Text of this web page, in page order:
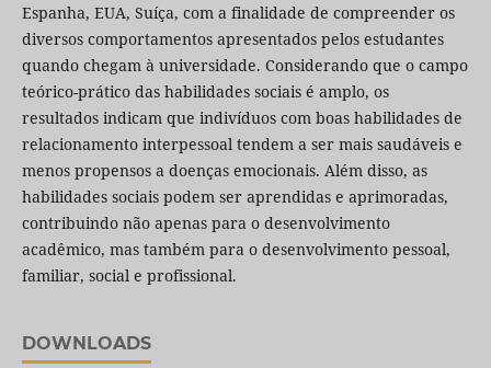
Espanha, EUA, Suíça, com a finalidade de compreender os
diversos comportamentos apresentados pelos estudantes
quando chegam à universidade. Considerando que o campo
teórico-prático das habilidades sociais é amplo, os
resultados indicam que indivíduos com boas habilidades de
relacionamento interpessoal tendem a ser mais saudáveis e
menos propensos a doenças emocionais. Além disso, as
habilidades sociais podem ser aprendidas e aprimoradas,
contribuindo não apenas para o desenvolvimento
acadêmico, mas também para o desenvolvimento pessoal,
familiar, social e profissional.
DOWNLOADS